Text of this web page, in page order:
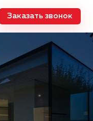
Заказать звонок